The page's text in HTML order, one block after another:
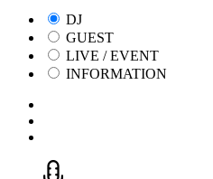
DJ
GUEST
LIVE / EVENT
INFORMATION